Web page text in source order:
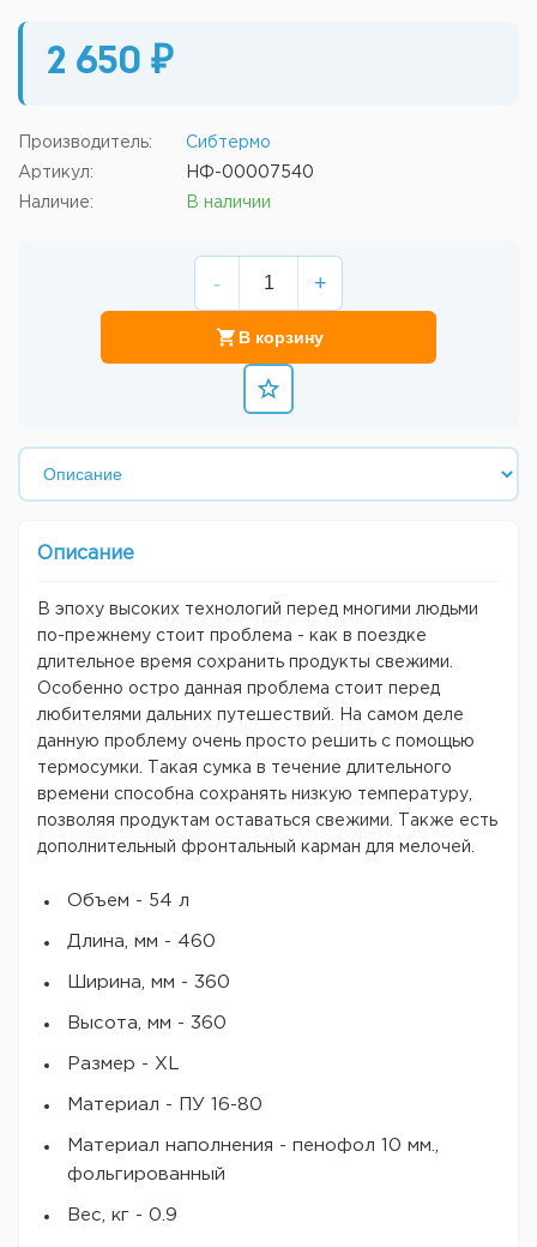
2 650 ₽
Производитель: Сибтермо
Артикул: НФ-00007540
Наличие: В наличии
- +
В корзину
Описание
В эпоху высоких технологий перед многими людьми
по-прежнему стоит проблема - как в поездке
длительное время сохранить продукты свежими.
Особенно остро данная проблема стоит перед
любителями дальних путешествий. На самом деле
данную проблему очень просто решить с помощью
термосумки. Такая сумка в течение длительного
времени способна сохранять низкую температуру,
позволяя продуктам оставаться свежими. Также есть
дополнительный фронтальный карман для мелочей.
Объем - 54 л
Длина, мм - 460
Ширина, мм - 360
Высота, мм - 360
Размер - XL
Материал - ПУ 16-80
Материал наполнения - пенофол 10 мм.,
фольгированный
Вес, кг - 0.9